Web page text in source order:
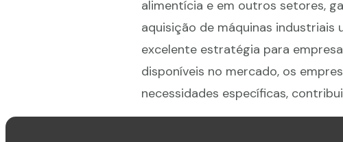
alimentícia e em outros setores,
aquisição de máquinas industriais
excelente estratégia para
disponíveis no mercado, os
necessidades específicas,